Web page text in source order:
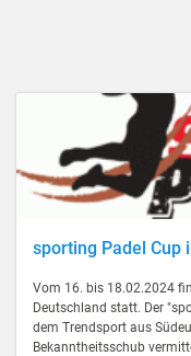
sporting Padel Cup
Vom 16. bis 18.02.2024
Deutschland statt. Der
dem Trendsport aus
Bekanntheitsschub